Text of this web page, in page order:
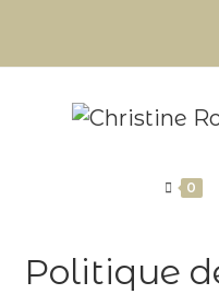
0
Politique